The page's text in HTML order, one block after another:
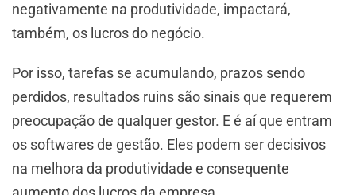
negativamente na produtividade, impactará,
também, os lucros do negócio.
Por isso, tarefas se acumulando, prazos sendo
perdidos, resultados ruins são sinais que requerem
preocupação de qualquer gestor. E é aí que entram
os softwares de gestão. Eles podem ser decisivos
na melhora da produtividade e consequente